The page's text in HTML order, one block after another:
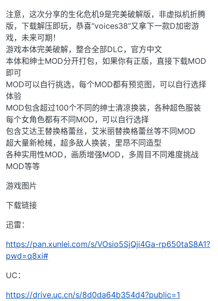
注意，这次分享的生化危机9是完美破解版，非虚拟机折腾
版，下载解压即玩，恭喜“voices38”又拿下一款D加密游
戏，未来可期！
游戏本体完美破解，整合全部DLC，官方中文
本体和绅士MOD分开打包，如果你有正版，直接下载MOD
即可
MOD可以自行挑选，每个MOD都有预览图，可以自行选择
体验
MOD包含超过100个不同的绅士清凉换装，各种超色服装
每个女角色都有不同MOD，可以自行选择
包含艾达王替换格蕾丝，艾米丽替换格蕾丝等不同MOD
超大量新枪械，超多敌人换装，里昂不同造型
各种实用性MOD，画质增强MOD，多周目不同难度挑战
MOD等等
游戏图片
下载链接
迅雷：
https://pan.xunlei.com/s/VOsio5SjQji4Ga-rp650taS8A1?
pwd=q8xi#
UC：
https://drive.uc.cn/s/8d0da64b354d4?public=1